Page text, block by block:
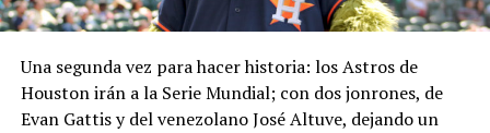
Una segunda vez para hacer historia: los Astros de
Houston irán a la Serie Mundial; con dos jonrones, de
Evan Gattis y del venezolano José Altuve, dejando un